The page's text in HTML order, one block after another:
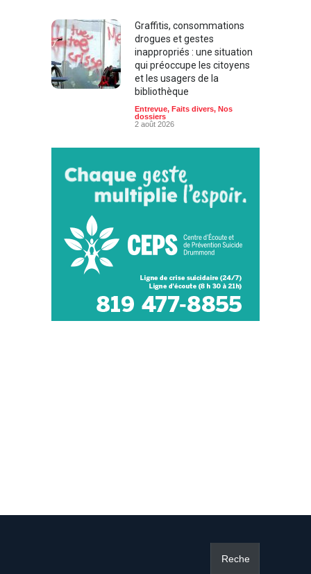
Graffitis, consommations
drogues et gestes
inappropriés : une situation
qui préoccupe les citoyens
et les usagers de la
bibliothèque
Entrevue Faits divers Nos
dossiers
2 août 2026